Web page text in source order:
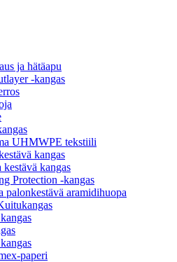
ja hätäapu
-kangas
UHMWPE tekstiili
kangas
kangas
Protection -kangas
palonkestävä aramidihuopa
paperi